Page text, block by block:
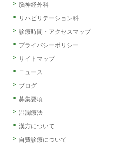
脳神経外科
リハビリテーション科
診療時間・アクセスマップ
プライバシーポリシー
サイトマップ
ニュース
ブログ
募集要項
湿潤療法
漢方について
自費診療について